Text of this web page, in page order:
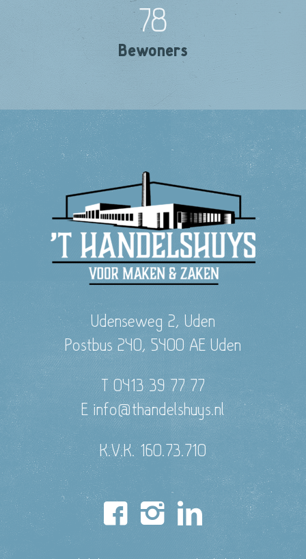
78
Bewoners
Udenseweg 2, Uden
Postbus 240, 5400 AE Uden
T 0413 39 77 77
E info@thandelshuys.nl
K.V.K. 160.73.710